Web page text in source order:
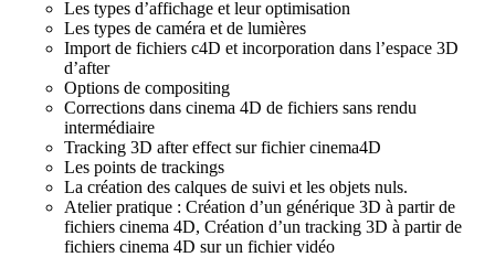
Les types d’affichage et leur optimisation
Les types de caméra et de lumières
Import de fichiers c4D et incorporation dans l’espace 3D
d’after
Options de compositing
Corrections dans cinema 4D de fichiers sans rendu
intermédiaire
Tracking 3D after effect sur fichier cinema4D
Les points de trackings
La création des calques de suivi et les objets nuls.
Atelier pratique : Création d’un générique 3D à partir de
fichiers cinema 4D, Création d’un tracking 3D à partir de
fichiers cinema 4D sur un fichier vidéo